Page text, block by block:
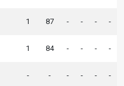
1 87 - - - -
1 84 - - - -
- - - - - -